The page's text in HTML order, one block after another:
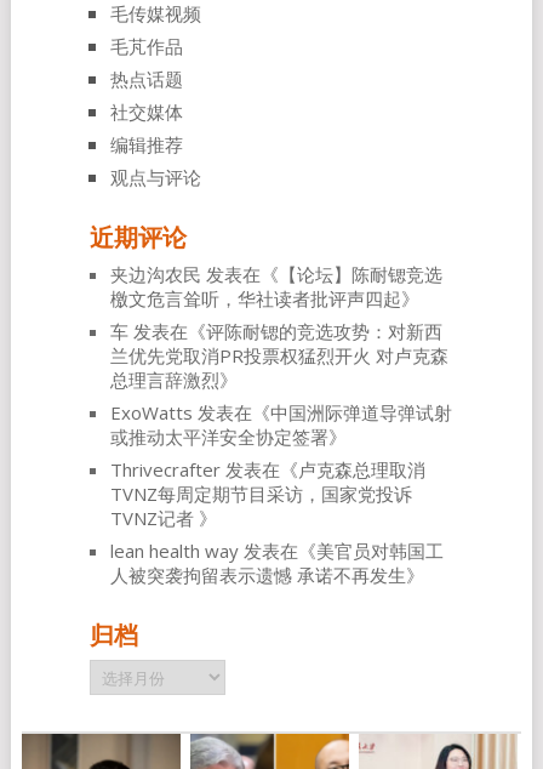
毛传媒视频
毛芃作品
热点话题
社交媒体
编辑推荐
观点与评论
近期评论
夹边沟农民 发表在《 【论坛】陈耐锶竞选
檄文危言耸听，华社读者批评声四起》
车发表在《评陈耐锶的竞选攻势：对新西
兰优先党取消PR投票权猛烈开火 对卢克森
总理言辞激烈》
ExoWatts 发表在《中国洲际弹道导弹试射
或推动太平洋安全协定签署》
Thrivecrafter发表在《卢克森总理取消
TVNZ每周定期节目采访，国家党投诉
TVNZ记者 》
lean health way发表在《美官员对韩国工
人被突袭拘留表示遗憾 承诺不再发生》
归档
归
档